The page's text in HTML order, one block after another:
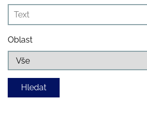
Oblast